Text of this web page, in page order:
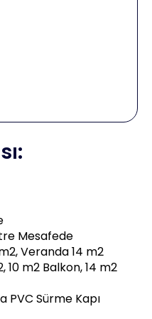
Mesafede
Veranda 14 m2
10 m2 Balkon, 14 m2
PVC Sürme Kapı